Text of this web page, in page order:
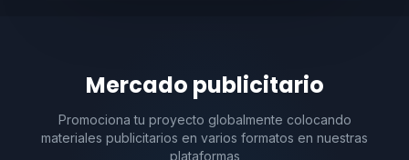
Mercado publicitario
Promociona tu proyecto globalmente colocando
materiales publicitarios en varios formatos en nuestras
plataformas